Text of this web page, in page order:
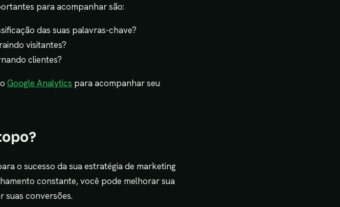
para acompanhar são:
das suas palavras-chave?
visitantes?
clientes?
Google Analytics para acompanhar seu
o sucesso da sua estratégia de marketing
constante, você pode melhorar sua
suas conversões.